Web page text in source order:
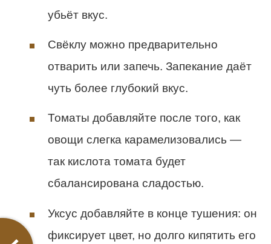
убьёт вкус.
Свёклу можно предварительно
отварить или запечь. Запекание даёт
чуть более глубокий вкус.
Томаты добавляйте после того, как
овощи слегка карамелизовались —
так кислота томата будет
сбалансирована сладостью.
Уксус добавляйте в конце тушения: он
фиксирует цвет, но долго кипятить его